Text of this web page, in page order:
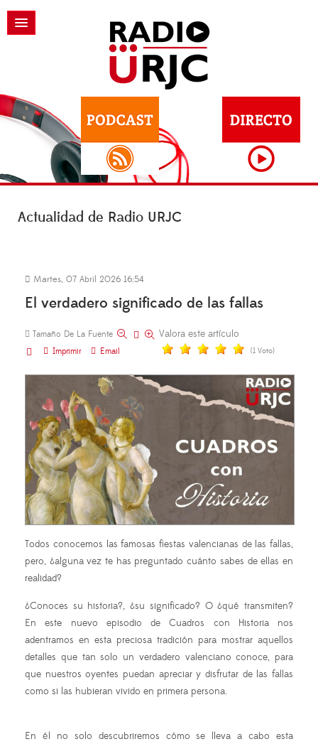
Actualidad de Radio URJC
Martes, 07 Abril 2026 16:54
El verdadero significado de las fallas
Tamaño De La Fuente
Imprimir
Email
Valora este artículo
(1 Voto)
Todos conocemos las famosas fiestas valencianas de las fallas,
pero, ¿alguna vez te has preguntado cuánto sabes de ellas en
realidad?
¿Conoces su historia?, ¿su significado? O ¿qué transmiten?
En este nuevo episodio de Cuadros con Historia nos
adentramos en esta preciosa tradición para mostrar aquellos
detalles que tan solo un verdadero valenciano conoce, para
que nuestros oyentes puedan apreciar y disfrutar de las fallas
como si las hubieran vivido en primera persona.
En él no solo descubriremos cómo se lleva a cabo esta